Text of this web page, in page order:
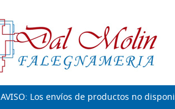
AVISO: Los envíos de productos no